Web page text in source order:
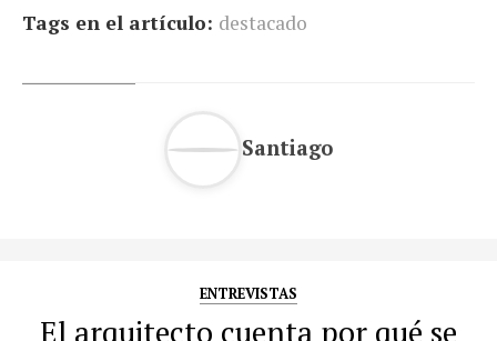
Tags en el artículo: destacado
Santiago
ENTREVISTAS
El arquitecto cuenta por qué se